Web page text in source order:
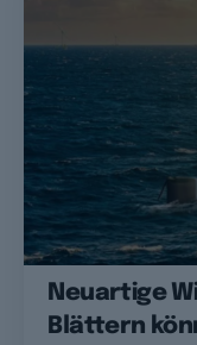
Neuartige
Blättern